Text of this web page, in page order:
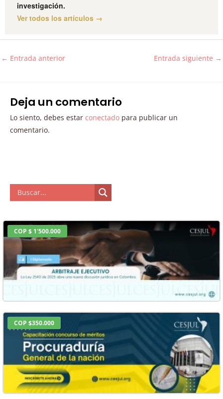
investigación.
Ver todos los artículos →
← Entrada anterior Entrada siguiente →
Deja un comentario
Lo siento, debes estar conectado para publicar un
comentario.
COP $ 1'500.000
COP $350.000